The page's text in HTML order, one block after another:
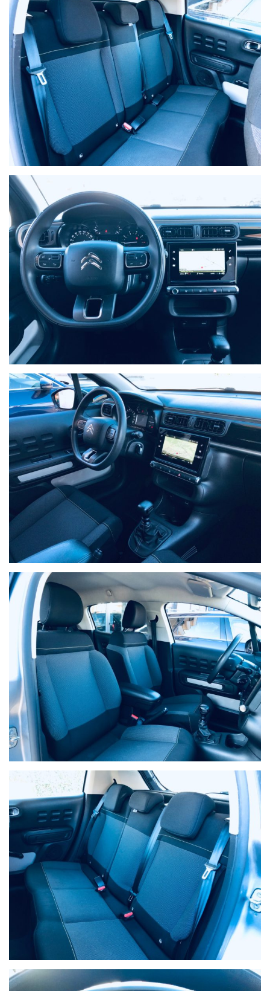
Ho letto e accetto l'informativa privacy *
Acconsento al trattamento dei miei dati per finalità di
marketing
Invia
Queste informazioni non saranno condivise con terze parti